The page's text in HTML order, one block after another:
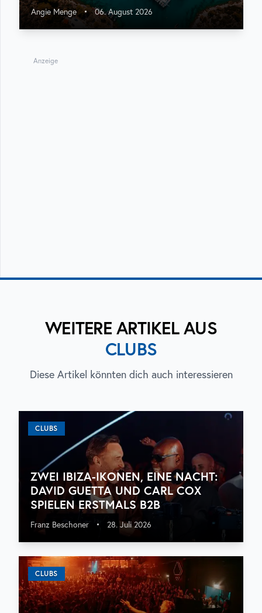
Angie Menge • 06. August 2026
Anzeige
WEITERE ARTIKEL AUS
CLUBS
Diese Artikel könnten dich auch interessieren
CLUBS
ZWEI IBIZA-IKONEN, EINE NACHT:
DAVID GUETTA UND CARL COX
SPIELEN ERSTMALS B2B
Franz Beschoner • 28. Juli 2026
CLUBS